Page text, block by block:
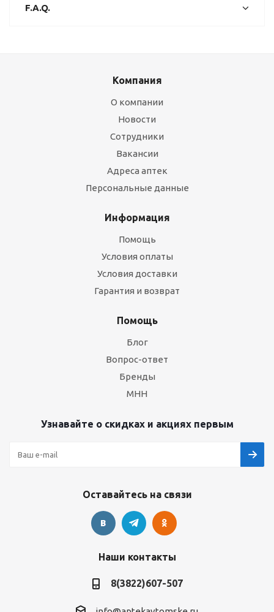
F.A.Q.
Компания
О компании
Новости
Сотрудники
Вакансии
Адреса аптек
Персональные данные
Информация
Помощь
Условия оплаты
Условия доставки
Гарантия и возврат
Помощь
Блог
Вопрос-ответ
Бренды
МНН
Узнавайте о скидках и акциях первым
Оставайтесь на связи
Наши контакты
8(3822)607-507